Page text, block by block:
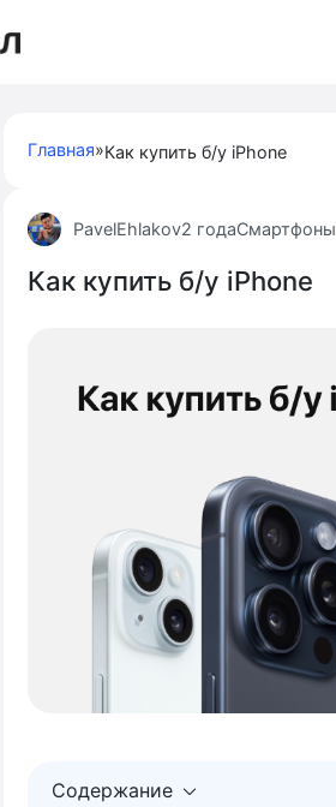
Главная»Как купить б/у iPhone
PavelEhlakov2 годаСмартфоны
Как купить б/у iPhone
Содержание